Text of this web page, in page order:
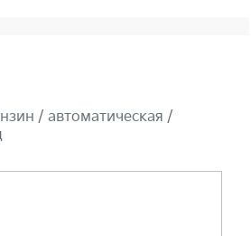
/ автоматическая /